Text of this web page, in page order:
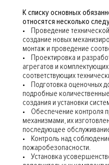
К списку основных
относятся несколько
• Проведение
создание новых
монтаж и проведение
• Проектировка и
агрегатов и
соответствующих
• Подготовка оценочных
подробные
создания и установки
• Обеспечение контроля
механизмами, их
последующее
• Контроль над
пожаробезопасности.
• Установка